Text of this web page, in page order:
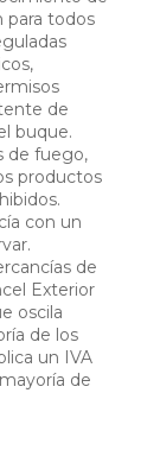
para todos
de
buque.
de fuego,
productos
con un
de
Exterior
oscila
de los
un IVA
de